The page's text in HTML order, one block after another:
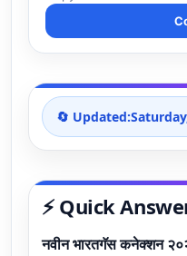
🔄 Updated:
⚡ Quick
नवीन भारतगॅस कनेक्शन